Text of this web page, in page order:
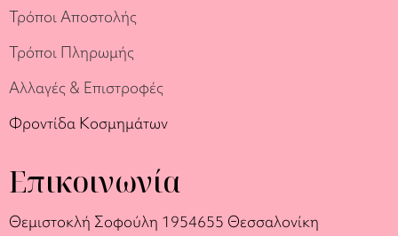
Τρόποι Αποστολής
Τρόποι Πληρωμής
Αλλαγές & Επιστροφές
Φροντίδα Κοσμημάτων
Επικοινωνία
Θεμιστοκλή Σοφούλη 1954655 Θεσσαλονίκη